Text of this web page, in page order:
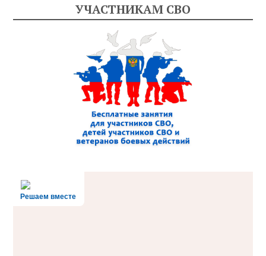
УЧАСТНИКАМ СВО
Решаем вместе